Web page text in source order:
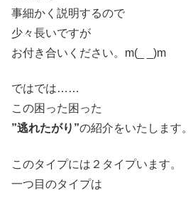
事細かく説明するので
少々長いですが
お付き合いください。 m(_ _)m
ではでは……
この困った困った
”逃れたがり”の紹介をいたします。
このタイプには２タイプいます。
一つ目のタイプは